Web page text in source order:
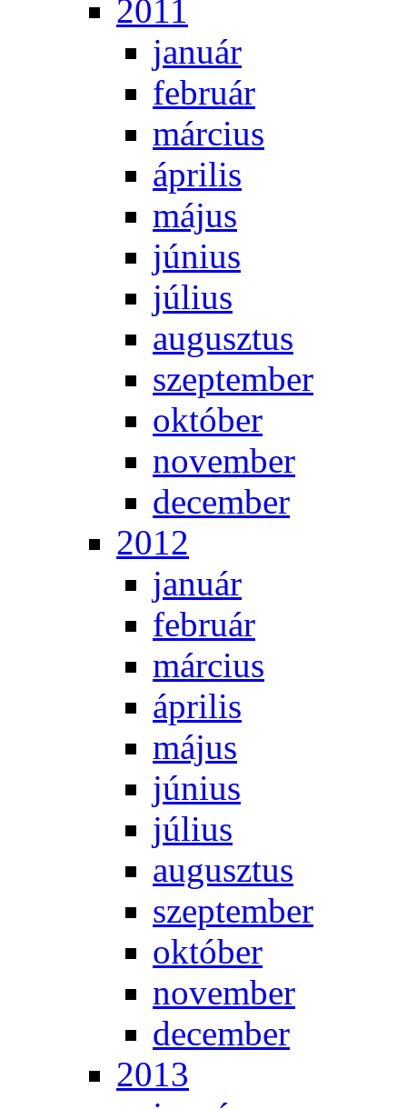
2011
ja­nu­ár
feb­ru­ár
már­ci­us
áp­ri­lis
má­jus
jú­ni­us
jú­li­us
au­gusz­tus
szep­tem­ber
ok­tó­ber
no­vem­ber
de­cem­ber
2012
ja­nu­ár
feb­ru­ár
már­ci­us
áp­ri­lis
má­jus
jú­ni­us
jú­li­us
au­gusz­tus
szep­tem­ber
ok­tó­ber
no­vem­ber
de­cem­ber
2013